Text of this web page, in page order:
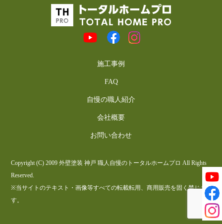
施工事例
FAQ
自慢の職人紹介
会社概要
お問い合わせ
Copyright (C) 2009 外壁塗装 神戸 職人自慢のトータルホームプロ All Rights
Reserved.
※当サイトのテキスト・画像等すべての転載転用、商用販売を固く禁じま
す。